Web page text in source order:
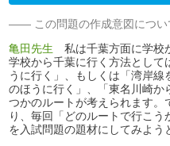
この問題の作成意図につ
亀田先生私は千葉方面に学校
学校から千葉に行く方法として
うに行く」、もしくは「湾岸
のほうに行く」、「東名川崎か
つかのルートが考えられます。
り、毎回「どのルートで行こ
を入試問題の題材にしてみよう